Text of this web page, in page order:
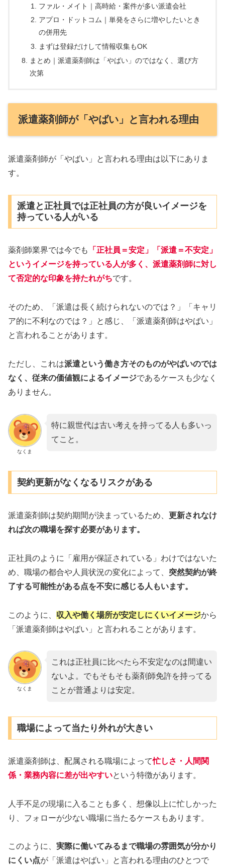
ファル・メイト｜高時給・案件が多い派遣会社
アプロ・ドットコム｜単発をさらに増やしたいとき
の併用先
まずは登録だけして情報収集もOK
まとめ｜派遣薬剤師は「やばい」のではなく、選び方
次第
派遣薬剤師が「やばい」と言われる理由
派遣薬剤師が「やばい」と言われる理由は以下にありま
す。
派遣と正社員では正社員の方が良いイメージを
持っている人がいる
薬剤師業界では今でも
「正社員＝安定」「派遣＝不安定」
というイメージを持っている人が多く、派遣薬剤師に対し
て否定的な印象を持たれがちです。
そのため、「派遣は長く続けられないのでは？」「キャリ
ア的に不利なのでは？」と感じ、「派遣薬剤師はやばい」
と言われることがあります。
ただし、これは派遣という働き方そのものがやばいのでは
なく、従来の価値観によるイメージであるケースも少なく
ありません。
なくま
特に親世代は古い考えを持ってる人も多いっ
てこと。
契約更新がなくなるリスクがある
派遣薬剤師は契約期間が決まっているため、 更新されなけ
れば次の職場を探す必要があります。
正社員のように「雇用が保証されている」わけではないた
め、職場の都合や人員状況の変化によって、 突然契約が終
了する可能性がある点を不安に感じる人もいます。
このように、 収入や働く場所が安定しにくいイメージから
「派遣薬剤師はやばい」と言われることがあります。
なくま
これは正社員に比べたら不安定なのは間違い
ないよ。でもそもそも薬剤師免許を持ってる
ことが普通よりは安定。
職場によって当たり外れが大きい
派遣薬剤師は、配属される職場によって忙しさ・人間関
係・業務内容に差が出やすいという特徴があります。
人手不足の現場に入ることも多く、想像以上に忙しかった
り、フォローが少ない職場に当たるケースもあります。
このように、 実際に働いてみるまで職場の雰囲気が分かり
にくい点が「派遣はやばい」と言われる理由のひとつで